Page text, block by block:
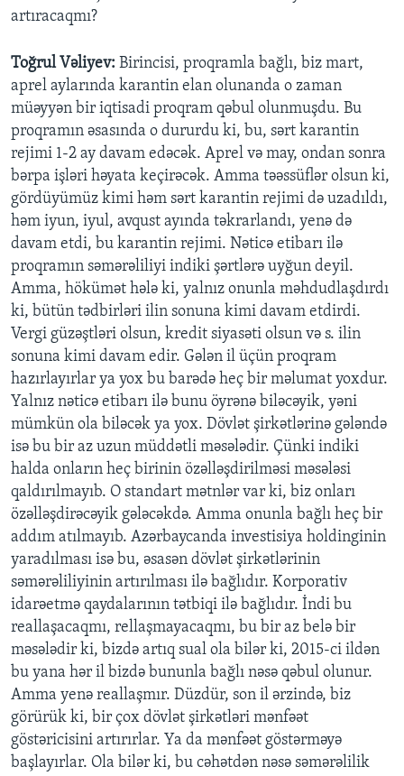
artıracaqmı?
Toğrul Vəliyev: Birincisi, proqramla bağlı, biz mart,
aprel aylarında karantin elan olunanda o zaman
müəyyən bir iqtisadi proqram qəbul olunmuşdu. Bu
proqramın əsasında o dururdu ki, bu, sərt karantin
rejimi 1-2 ay davam edəcək. Aprel və may, ondan sonra
bərpa işləri həyata keçirəcək. Amma təəssüflər olsun ki,
gördüyümüz kimi həm sərt karantin rejimi də uzadıldı,
həm iyun, iyul, avqust ayında təkrarlandı, yenə də
davam etdi, bu karantin rejimi. Nəticə etibarı ilə
proqramın səmərəliliyi indiki şərtlərə uyğun deyil.
Amma, hökümət hələ ki, yalnız onunla məhdudlaşdırdı
ki, bütün tədbirləri ilin sonuna kimi davam etdirdi.
Vergi güzəştləri olsun, kredit siyasəti olsun və s. ilin
sonuna kimi davam edir. Gələn il üçün proqram
hazırlayırlar ya yox bu barədə heç bir məlumat yoxdur.
Yalnız nəticə etibarı ilə bunu öyrənə biləcəyik, yəni
mümkün ola biləcək ya yox. Dövlət şirkətlərinə gələndə
isə bu bir az uzun müddətli məsələdir. Çünki indiki
halda onların heç birinin özəlləşdirilməsi məsələsi
qaldırılmayıb. O standart mətnlər var ki, biz onları
özəlləşdirəcəyik gələcəkdə. Amma onunla bağlı heç bir
addım atılmayıb. Azərbaycanda investisiya holdinginin
yaradılması isə bu, əsasən dövlət şirkətlərinin
səmərəliliyinin artırılması ilə bağlıdır. Korporativ
idarəetmə qaydalarının tətbiqi ilə bağlıdır. İndi bu
reallaşacaqmı, rellaşmayacaqmı, bu bir az belə bir
məsələdir ki, bizdə artıq sual ola bilər ki, 2015-ci ildən
bu yana hər il bizdə bununla bağlı nəsə qəbul olunur.
Amma yenə reallaşmır. Düzdür, son il ərzində, biz
görürük ki, bir çox dövlət şirkətləri mənfəət
göstəricisini artırırlar. Ya da mənfəət göstərməyə
başlayırlar. Ola bilər ki, bu cəhətdən nəsə səmərəlilik